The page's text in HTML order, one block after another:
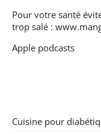
Pour votre santé
trop salé :
Apple podcasts
Cuisine pour